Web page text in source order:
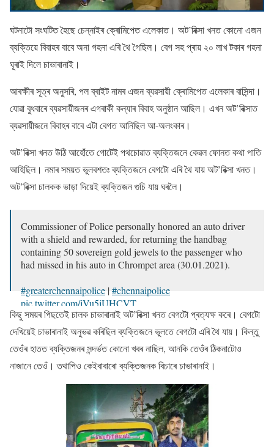
ঘটনাটো সংঘটিত হৈছে চেন্নাইৰ ক্ৰোমিপেত এলেকাত। অট’ৰিক্সা খনত কোনো এজন
ব্যক্তিয়ে বিবাহৰ বাবে অনা গহনা এৰি থৈ গৈছিল। বেগ সহ প্ৰায় ২০ লাখ টকাৰ গহনা
ঘূৰাই দিলে চাভাৰানাই।
আৰক্ষীৰ সূত্ৰ অনুসৰি, পল ব্ৰাইট নামৰ এজন ব্যৱসায়ী ক্ৰোমিপেত এলেকাৰ বাসিন্দা।
যোৱা বুধবাৰে ব্যৱসায়ীজনৰ এগৰাকী কন্যাৰ বিবাহ অনুষ্ঠান আছিল। এখন অট’ৰিক্সাত
ব্যৱসায়ীজনে বিবাহৰ বাবে এটা বেগত আনিছিল আ-অলংকাৰ।
অট’ৰিক্সা খনত উঠি আহোঁতে গোটেই পথচোৱাত ব্যক্তিজনে কেৱল ফোনত কথা পাতি
আহিছিল। নমাৰ সময়ত ভুলবশতঃ ব্যক্তিজনে বেগটো এৰি থৈ যায় অট’ৰিক্সা খনত।
অট’ৰিক্সা চালকক ভাড়া দিয়েই ব্যক্তিজন গুচি যায় ঘৰলৈ।
Commissioner of Police personally honored an auto driver
with a shield and rewarded, for returning the handbag
containing 50 sovereign gold jewels to the passenger who
had missed in his auto in Chrompet area (30.01.2021).
#greaterchennaipolice | #chennaipolice
pic.twitter.com/jVu5jUHCVT
— GREATER CHENNAI POLICE (@chennaipolice_)
January 30, 2021
কিছু সময়ৰ পিছতেই চালক চাভাৰানাই অট’ৰিক্সা খনত বেগটো প্ৰত্যক্ষ কৰে। বেগটো
দেখিয়েই চাভাৰানাই অনুভৱ কৰিছিল ব্যক্তিজনে ভুলতে বেগটো এৰি থৈ যায়। কিন্তু
তেওঁৰ হাতত ব্যক্তিজনৰ সন্দৰ্ভত কোনো খবৰ নাছিল, আনকি তেওঁৰ ঠিকনাটোও
নাজানে তেওঁ। তথাপিও কেইবাবাৰো ব্যক্তিজনক বিচাৰে চাভাৰানাই।